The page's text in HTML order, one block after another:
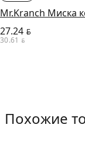
Mr.Kranch Миска
27.24 BYN
30.61 BYN
Похожие